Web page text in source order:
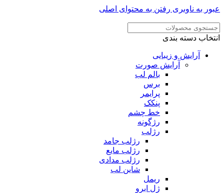
به ناوبریرفتن به محتوای اصلی
دسته بندی
آرایش و زیبایی
آرایش صورت
بالم لب
برس
پرایمر
پنکک
خط چشم
رژگونه
رژلب
رژلب جامد
رژلب مایع
رژلب مدادی
شاین لب
ریمل
ژل ابرو